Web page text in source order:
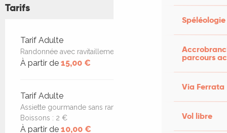
Spéléologie
parcours
Via Ferrata
Vol libre
Tarifs
Tarifs 2026
Tarif Adulte
Randonnée avec ravitaillement + assiette gourmande
À partir de 15,00 €
Tarif Adulte
Assiette gourmande sans randonnée : 10 € (enfants 7 €)
Boissons : 2 €
À partir de 10,00 €